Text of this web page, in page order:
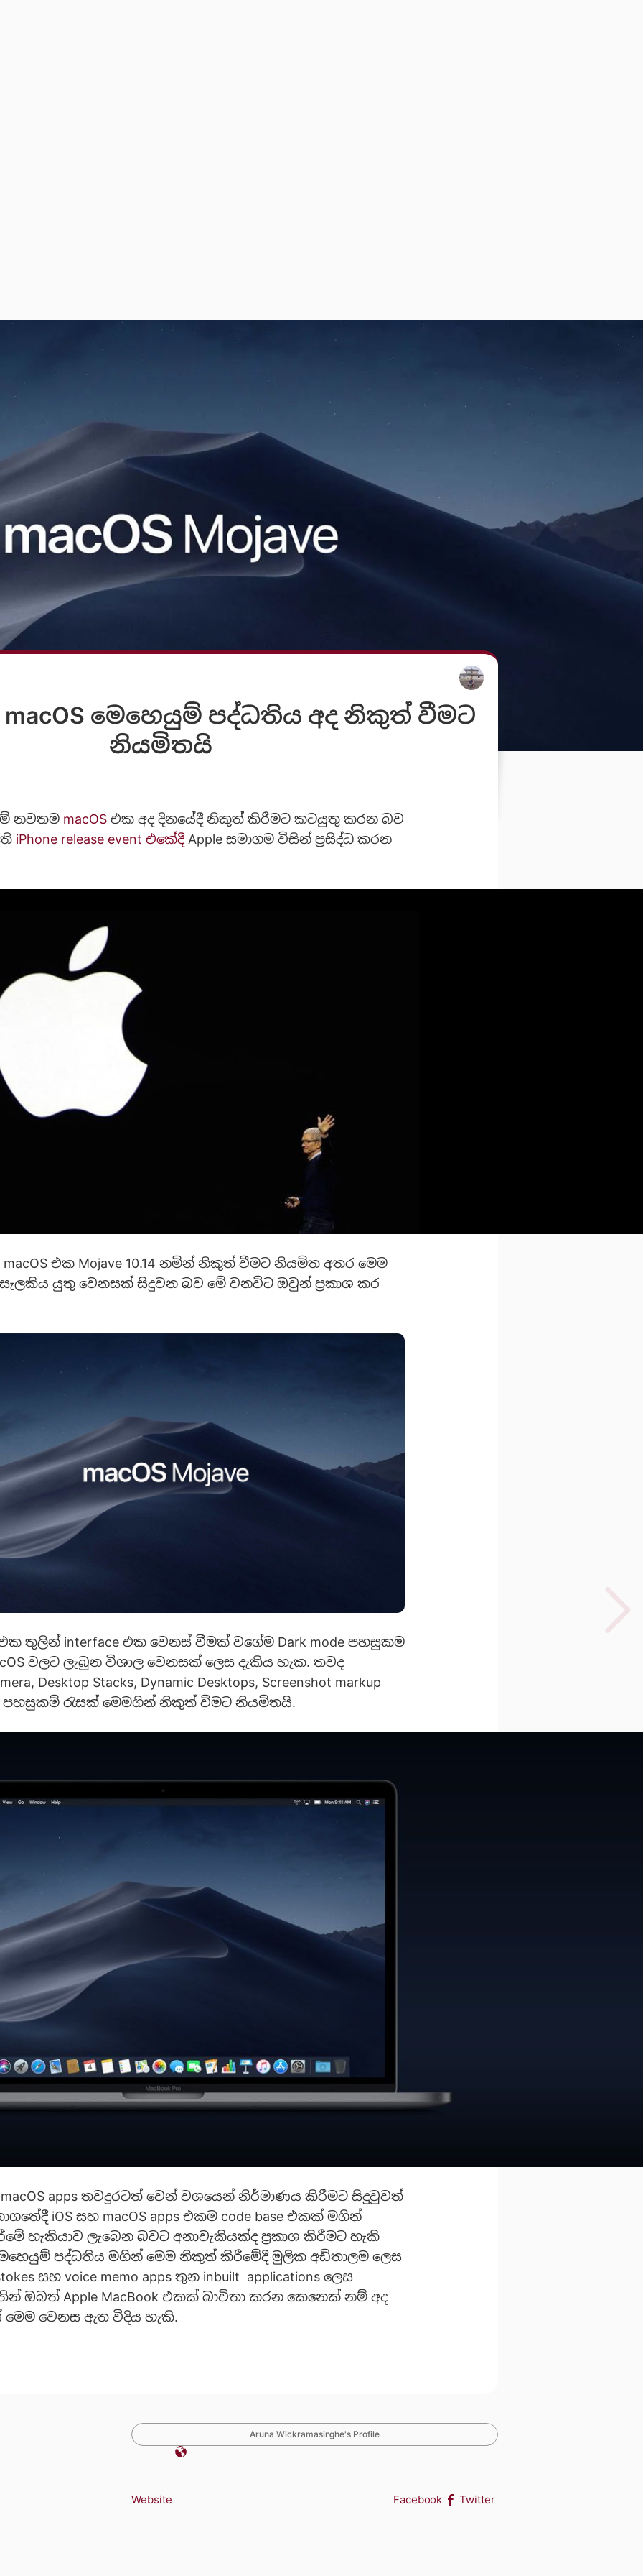
මෙහෙයුම් පද්ධතිය අද නිකුත් වීමට
නියමිතයි
නවතම macOS එක අද දිනයේදී නිකුත් කිරීමට කටයුතු කරන බව
iPhone release event එකේදීApple සමාගම විසින් ප්‍රසිද්ධ කරන
එක Mojave 10.14 නමින් නිකුත් වීමට නියමිත අතර මෙම
සැලකිය යුතු වෙනසක් සිදුවන බව මේ වනවිට ඔවුන් ප්‍රකාශ කර
එක තුලින් interface එක වෙනස් වීමක් වගේම Dark mode පහසුකම
වලට ලැබුන විශාල වෙනසක් ලෙස දැකිය හැක. තවද
Desktop Stacks, Dynamic Desktops, Screenshot markup
පහසුකම් රැසක් මෙමගින් නිකුත් වීමට නියමිතයි.
macOS apps තවදුරටත් වෙන් වශයෙන් නිර්මාණය කිරීමට සිදුවුවත්
iOS සහ macOS apps එකම code base එකක් මගින්
හැකියාව ලැබෙන බවට අනාවැකියක්ද ප්‍රකාශ කිරීමට හැකි
පද්ධතිය මගින් මෙම නිකුත් කිරීමේදී මුලික අඩිතාලම ලෙස
සහ voice memo apps තුන inbuilt applications ලෙස
ඔබත් Apple MacBook එකක් බාවිතා කරන කෙනෙක් නම් අද
මෙම වෙනස ඇත විදිය හැකි.
Aruna Wickramasinghe's Profile
Website Facebook Twitter